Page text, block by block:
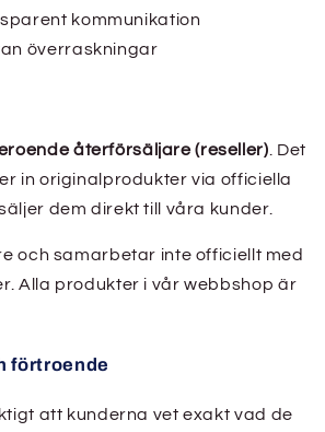
kommunikation
överraskningar
återförsäljare (reseller) . Det
in originalprodukter via officiella
dem direkt till våra kunder.
och samarbetar inte officiellt med
Alla produkter i vår webbshop är
förtroende
att kunderna vet exakt vad de